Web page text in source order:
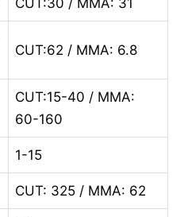
CUT:62 / MMA: 6.8
CUT:15-40 / MMA:
60-160
1-15
CUT: 325 / MMA: 62